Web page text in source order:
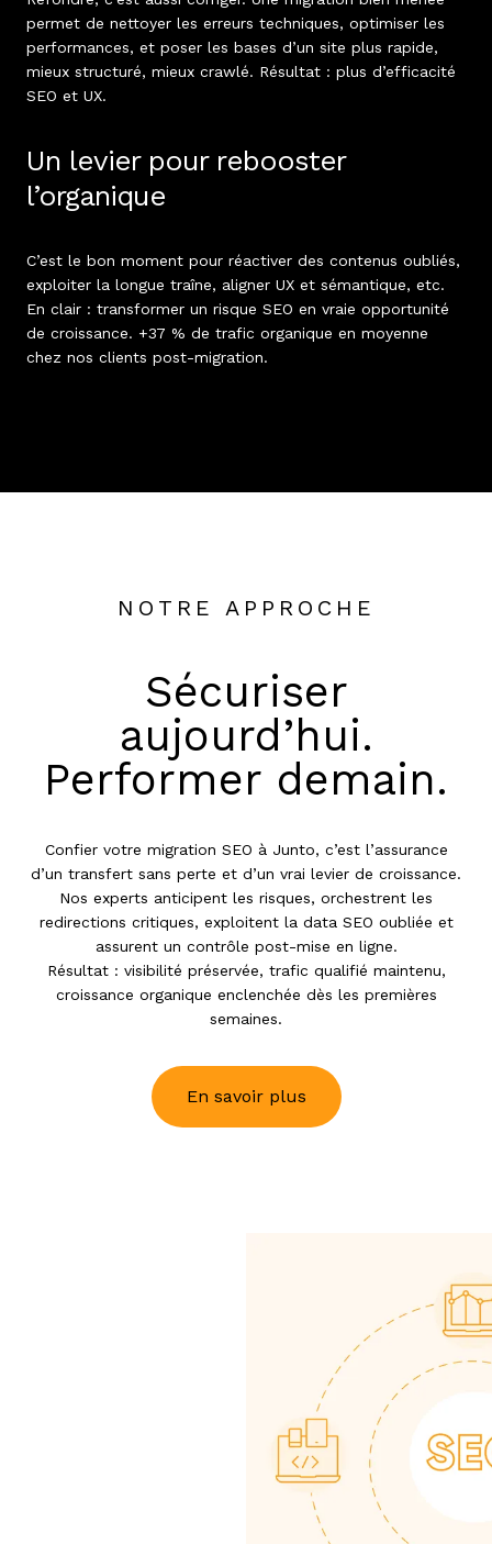
permet de nettoyer les erreurs techniques, optimiser les
performances, et poser les bases d’un site plus rapide,
mieux structuré, mieux crawlé. Résultat : plus d’efficacité
SEO et UX.
Un levier pour rebooster
l’organique
C’est le bon moment pour réactiver des contenus oubliés,
exploiter la longue traîne, aligner UX et sémantique, etc.
En clair : transformer un risque SEO en vraie opportunité
de croissance. +37 % de trafic organique en moyenne
chez nos clients post-migration.
NOTRE APPROCHE
Sécuriser
aujourd’hui.
Performer demain.
Confier votre migration SEO à Junto, c’est l’assurance
d’un transfert sans perte et d’un vrai levier de croissance.
Nos experts anticipent les risques, orchestrent les
redirections critiques, exploitent la data SEO oubliée et
assurent un contrôle post-mise en ligne.
Résultat : visibilité préservée, trafic qualifié maintenu,
croissance organique enclenchée dès les premières
semaines.
En savoir plus